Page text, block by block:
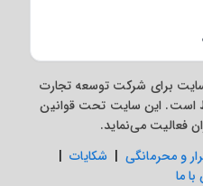
برای شرکت توسعه تجارت
است. این سایت تحت قوانین
فعالیت می‌نماید.
و محرمانگی | شکایات |
ما